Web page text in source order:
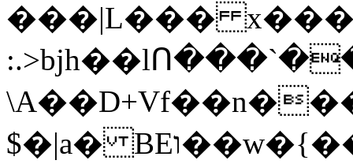
���|L���
$�|a� BEו��w�{���;���q�X��d%�������W� hU�(�1�Ū}9�S�F<��i�L3�;�